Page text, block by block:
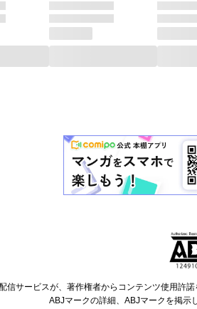
信サービスが、著作権者からコンテンツ使用
ABJマークの詳細、ABJマークを掲示